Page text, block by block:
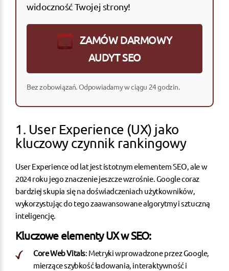
widoczność Twojej strony!
ZAMÓW DARMOWY
AUDYT SEO
Bez zobowiązań. Odpowiadamy w ciągu 24 godzin.
1. User Experience (UX) jako
kluczowy czynnik rankingowy
User Experience od lat jest istotnym elementem SEO, ale w
2024 roku jego znaczenie jeszcze wzrośnie. Google coraz
bardziej skupia się na doświadczeniach użytkowników,
wykorzystując do tego zaawansowane algorytmy i sztuczną
inteligencję.
Kluczowe elementy UX w SEO:
Core Web Vitals: Metryki wprowadzone przez Google,
mierzące szybkość ładowania, interaktywność i